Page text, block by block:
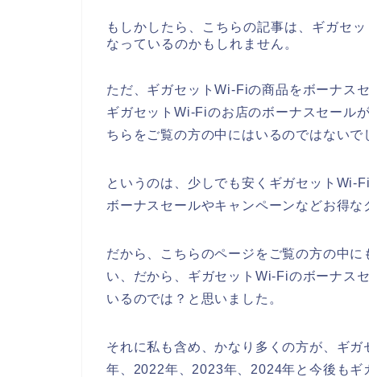
もしかしたら、こちらの記事は、ギガセ
なっているのかもしれません。
ただ、ギガセットWi-Fiの商品をボーナス
ギガセットWi-Fiのお店のボーナスセール
ちらをご覧の方の中にはいるのではないで
というのは、少しでも安くギガセットWi-
ボーナスセールやキャンペーンなどお得な
だから、こちらのページをご覧の方の中
い、だから、ギガセットWi-Fiのボーナス
いるのでは？と思いました。
それに私も含め、かなり多くの方が、ギ
年、2022年、2023年、2024年と今後も